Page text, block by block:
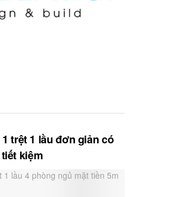
trệt 1 lầu đơn giản có
kiệm